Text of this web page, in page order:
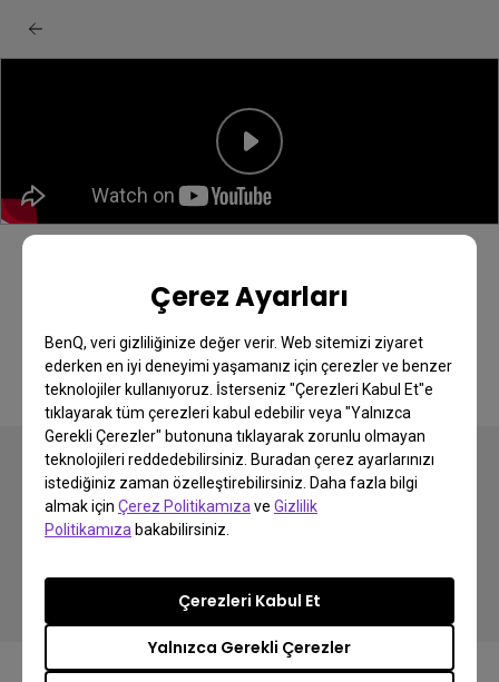
Çerez Ayarları
BenQ, veri gizliliğinize değer verir. Web sitemizi ziyaret
ederken en iyi deneyimi yaşamanız için çerezler ve benzer
teknolojiler kullanıyoruz. İsterseniz "Çerezleri Kabul Et"e
tıklayarak tüm çerezleri kabul edebilir veya "Yalnızca
Gerekli Çerezler" butonuna tıklayarak zorunlu olmayan
teknolojileri reddedebilirsiniz. Buradan çerez ayarlarınızı
istediğiniz zaman özelleştirebilirsiniz. Daha fazla bilgi
almak için Çerez Politikamıza ve Gizlilik
Politikamıza bakabilirsiniz.
Yalnızca Gerekli Çerezler
Çerezleri Kabul Et
scenarios quick start guide